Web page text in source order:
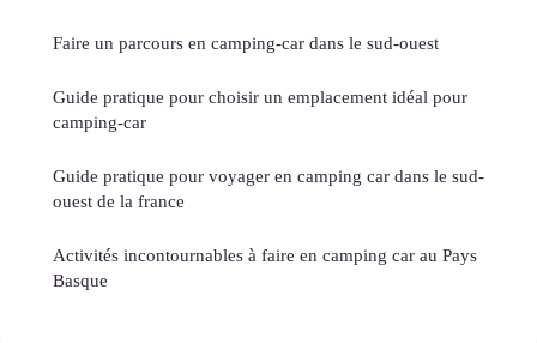
Faire un parcours en camping-car dans le sud-ouest
Guide pratique pour choisir un emplacement idéal pour
camping-car
Guide pratique pour voyager en camping car dans le sud-
ouest de la france
Activités incontournables à faire en camping car au Pays
Basque